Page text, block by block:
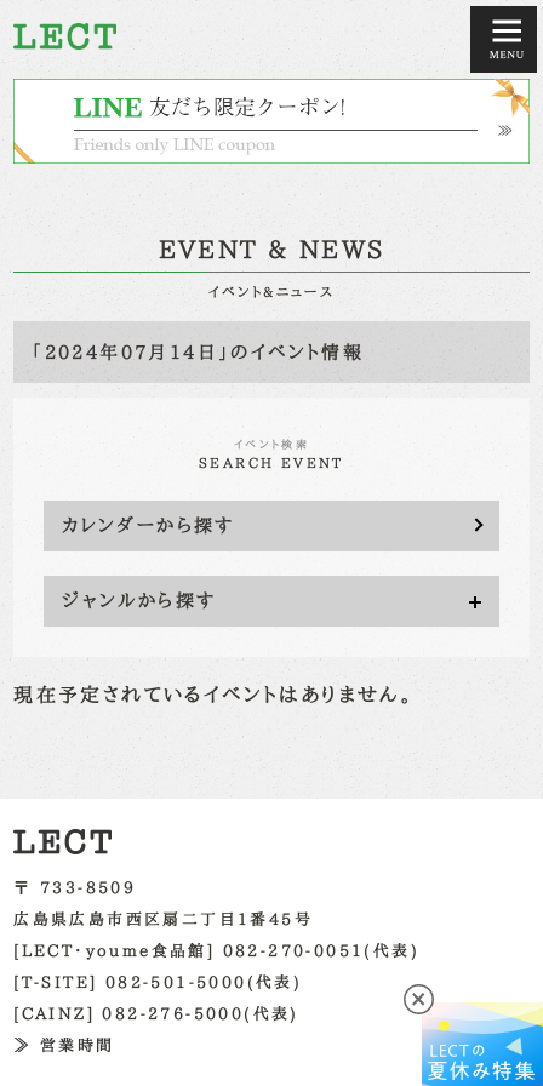
EVENT & NEWS
イベント&ニュース
「2024年07月14日」のイベント情報
イベント検索
SEARCH EVENT
カレンダーから探す
ジャンルから探す
現在予定されているイベントはありません。
〒 733-8509
広島県広島市西区扇二丁目1番45号
[LECT・youme食品館] 082-270-0051(代表)
[T-SITE] 082-501-5000(代表)
[CAINZ] 082-276-5000(代表)
≫ 営業時間